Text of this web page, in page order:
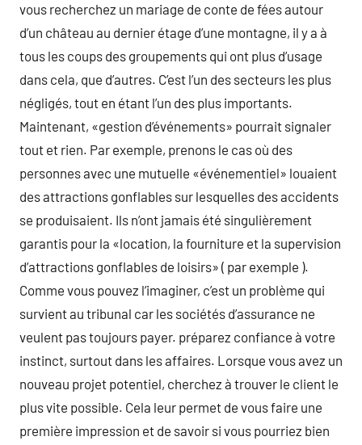
vous recherchez un mariage de conte de fées autour
d’un château au dernier étage d’une montagne, il y a à
tous les coups des groupements qui ont plus d’usage
dans cela, que d’autres. C’est l’un des secteurs les plus
négligés, tout en étant l’un des plus importants.
Maintenant, «gestion d’événements» pourrait signaler
tout et rien. Par exemple, prenons le cas où des
personnes avec une mutuelle «événementiel» louaient
des attractions gonflables sur lesquelles des accidents
se produisaient. Ils n’ont jamais été singulièrement
garantis pour la «location, la fourniture et la supervision
d’attractions gonflables de loisirs» ( par exemple ).
Comme vous pouvez l’imaginer, c’est un problème qui
survient au tribunal car les sociétés d’assurance ne
veulent pas toujours payer. préparez confiance à votre
instinct, surtout dans les affaires. Lorsque vous avez un
nouveau projet potentiel, cherchez à trouver le client le
plus vite possible. Cela leur permet de vous faire une
première impression et de savoir si vous pourriez bien